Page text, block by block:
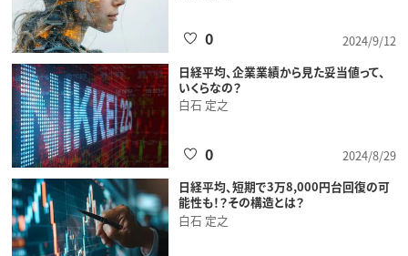
2024/9/12
0
日経平均、企業業績から見た妥当値って、
いくらなの？
白石 定之
2024/8/29
0
日経平均、短期で3万8,000円台回復の可
能性も！？その構造とは？
白石 定之